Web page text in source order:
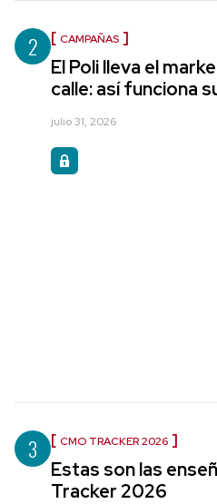
2 CAMPAÑAS
El Poli lleva el
calle: así funciona
julio 31, 2026
3 CMO TRACKER 2026
Estas son las
Tracker 2026